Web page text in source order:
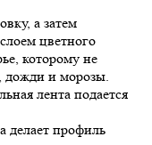
а затем
цветного
которому не
дожди и морозы.
лента подается
делает профиль